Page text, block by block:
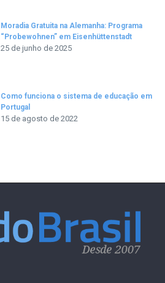
Moradia Gratuita na Alemanha: Programa
“Probewohnen” em Eisenhüttenstadt
25 de junho de 2025
Como funciona o sistema de educação em
Portugal
15 de agosto de 2022